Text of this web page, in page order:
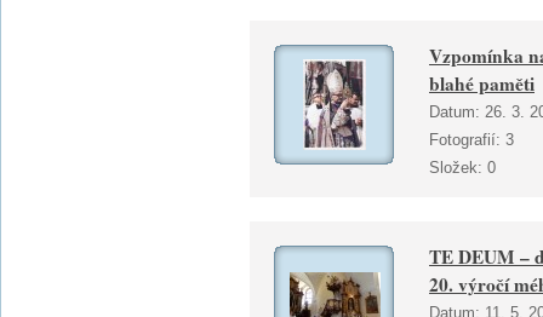
Vzpomínka
blahé paměti
Datum: 26. 3.
Fotografií: 3
Složek: 0
TE DEUM –
20. výročí
Datum: 11. 5.